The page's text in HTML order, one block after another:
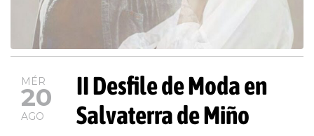
MÉR
20
AGO
II Desfile de Moda en
Salvaterra de Miño